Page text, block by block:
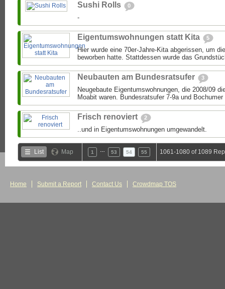
Sushi Rolls 0
-
Eigentumswohnungen statt Kita 5
Hier wurde eine 70er-Jahre-Kita abgerissen, um
beworben hatte. Stattdessen wurde das
Neubauten am Bundesratsufer 3
Neugebaute Eigentumswohnungen, die 2008/09
Moabit waren. Bundesratsufer 7-9a und
Frisch renoviert 2
..und in Eigentumswohnungen umgewandelt.
List Map 1 53 54 55 1061-1080 of 1089
Home Submit a Report Contact Us Crowdmap TOS